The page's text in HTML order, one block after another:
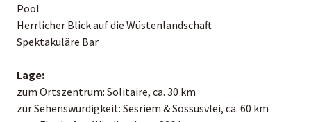
Pool
Herrlicher Blick auf die Wüstenlandschaft
Spektakuläre Bar
Lage:
zum Ortszentrum: Solitaire, ca. 30 km
zur Sehenswürdigkeit: Sesriem & Sossusvlei, ca. 60 km